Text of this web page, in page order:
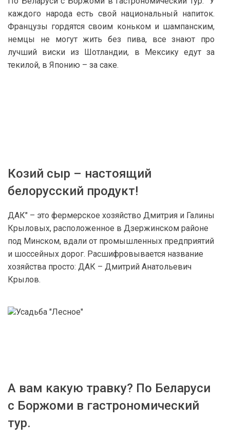
каждого народа есть свой национальный напиток.
Французы гордятся своим коньком и шампанским,
немцы не могут жить без пива, все знают про
лучший виски из Шотландии, в Мексику едут за
текилой, в Японию – за саке.
Козий сыр – настоящий
белорусский продукт!
ДАК" – это фермерское хозяйство Дмитрия и Галины
Крыловых, расположенное в Дзержинском районе
под Минском, вдали от промышленных предприятий
и шоссейных дорог. Расшифровывается название
хозяйства просто: ДАК – Дмитрий Анатольевич
Крылов.
А вам какую травку? По Беларуси
с Боржоми в гастрономический
тур.